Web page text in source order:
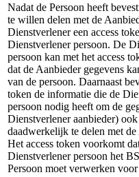
Nadat de Persoon heeft
te willen delen met de
Dienstverlener een access
Dienstverlener persoon. De
persoon kan met het access
dat de Aanbieder gegevens
van de persoon. Daarnaast
token de informatie die de
persoon nodig heeft om de
Dienstverlener aanbieder) ook
daadwerkelijk te delen met de
Het access token voorkomt
Dienstverlener persoon het
Persoon moet verwerken